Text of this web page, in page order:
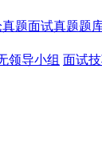
题面试真题题
领导小组 面试